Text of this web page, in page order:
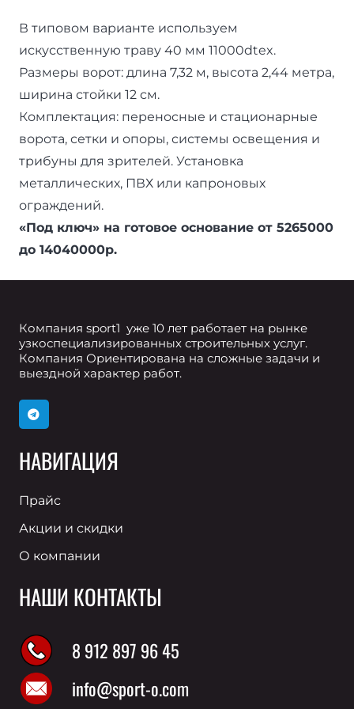
В типовом варианте используем
искусственную траву 40 мм 11000dtex.
Размеры ворот: длина 7,32 м, высота 2,44 метра,
ширина стойки 12 см.
Комплектация: переносные и стационарные
ворота, сетки и опоры, системы освещения и
трибуны для зрителей. Установка
металлических, ПВХ или капроновых
ограждений.
«Под ключ» на готовое основание от 5265000
до 14040000р.
Компания sport1 уже 10 лет работает на рынке
узкоспециализированных строительных услуг.
Компания Ориентирована на сложные задачи и
выездной характер работ.
НАВИГАЦИЯ
Прайс
Акции и скидки
О компании
НАШИ КОНТАКТЫ
8 912 897 96 45
info@sport-o.com